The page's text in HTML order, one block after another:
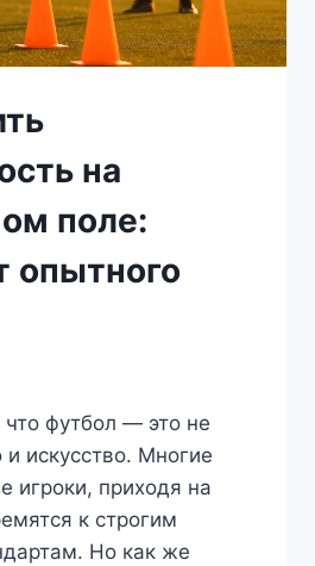
на
поле:
опытного
футбол — это не
и искусство. Многие
игроки, приходя на
к строгим
Но как же